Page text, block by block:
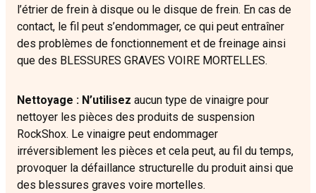
l’étrier de frein à disque ou le disque de frein. En cas de
contact, le fil peut s’endommager, ce qui peut entraîner
des problèmes de fonctionnement et de freinage ainsi
que des BLESSURES GRAVES VOIRE MORTELLES.
Nettoyage : N’utilisez aucun type de vinaigre pour
nettoyer les pièces des produits de suspension
RockShox. Le vinaigre peut endommager
irréversiblement les pièces et cela peut, au fil du temps,
provoquer la défaillance structurelle du produit ainsi que
des blessures graves voire mortelles.